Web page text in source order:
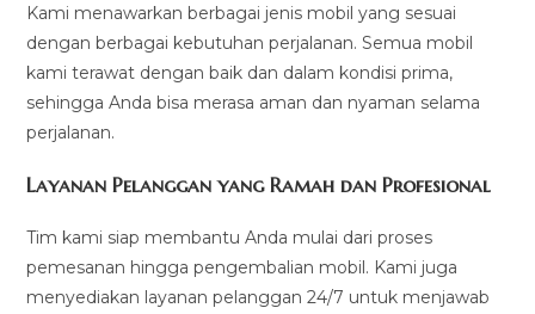
Kami menawarkan berbagai jenis mobil yang sesuai
dengan berbagai kebutuhan perjalanan. Semua mobil
kami terawat dengan baik dan dalam kondisi prima,
sehingga Anda bisa merasa aman dan nyaman selama
perjalanan.
Layanan Pelanggan yang Ramah dan Profesional
Tim kami siap membantu Anda mulai dari proses
pemesanan hingga pengembalian mobil. Kami juga
menyediakan layanan pelanggan 24/7 untuk menjawab